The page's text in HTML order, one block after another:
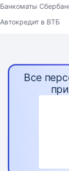
Банкоматы
Автокредит в ВТБ
Все